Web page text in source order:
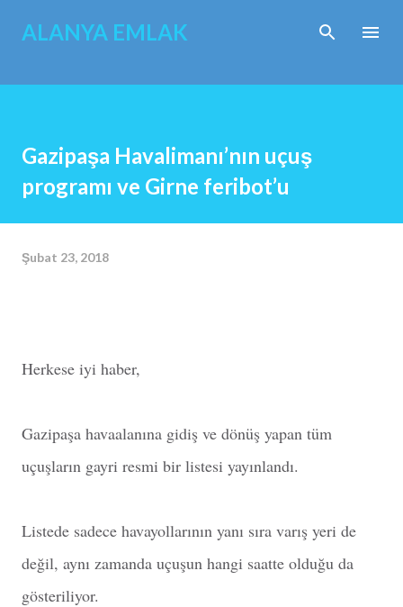
Ana içeriğe atla
ALANYA EMLAK
Gazipaşa Havalimanı’nın uçuş
programı ve Girne feribot’u
Şubat 23, 2018
Herkese iyi haber,
Gazipaşa havaalanına gidiş ve dönüş yapan tüm
uçuşların gayri resmi bir listesi yayınlandı.
Listede sadece havayollarının yanı sıra varış yeri de
değil, aynı zamanda uçuşun hangi saatte olduğu da
gösteriliyor.